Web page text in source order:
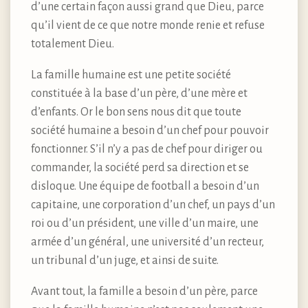
d’une certain façon aussi grand que Dieu, parce
qu’il vient de ce que notre monde renie et refuse
totalement Dieu.
La famille humaine est une petite société
constituée à la base d’un père, d’une mère et
d’enfants. Or le bon sens nous dit que toute
société humaine a besoin d’un chef pour pouvoir
fonctionner. S’il n’y a pas de chef pour diriger ou
commander, la société perd sa direction et se
disloque. Une équipe de football a besoin d’un
capitaine, une corporation d’un chef, un pays d’un
roi ou d’un président, une ville d’un maire, une
armée d’un général, une université d’un recteur,
un tribunal d’un juge, et ainsi de suite.
Avant tout, la famille a besoin d’un père, parce